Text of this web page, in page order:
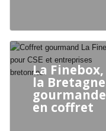
La Finebox,
la Bretagne
gourmande
en coffret